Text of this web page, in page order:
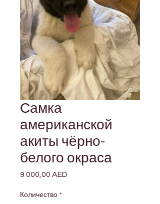
Самка
американской
акиты чёрно-
белого окраса
9 000,00 AED
Количество *